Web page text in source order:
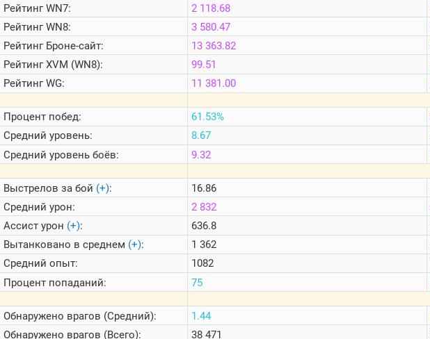
Теlegram
ВК
Портал
Мира
РейтингWN7:
РейтингWN8:
РейтингБроне-сайт:
РейтингXVM (WN8):
РейтингWG:
Процент побед:
Средний уровень:
Средний уровень боёв:
Выстрелов за бой (+):
Средний урон:
Ассист урон (+):
Вытанковано в среднем (+):
Средний опыт:
Процент попаданий:
Обнаружено врагов (Средний):
Обнаружено врагов (Всего):
2 118.68
3 580.47
13 363.82
99.51
11 381.00
61.53%
8.67
9.32
16.86
2 832
636.8
1 362
1082
75
1.44
38 471